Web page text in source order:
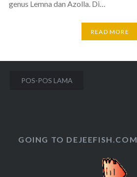
genus Lemna dan Azolla. Di…
READ MORE
Navigasi
POS-POS LAMA
GOING TO DEJEEFISH.COM